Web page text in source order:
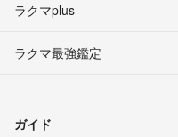
ラクマplus
ラクマ最強鑑定
ガイド